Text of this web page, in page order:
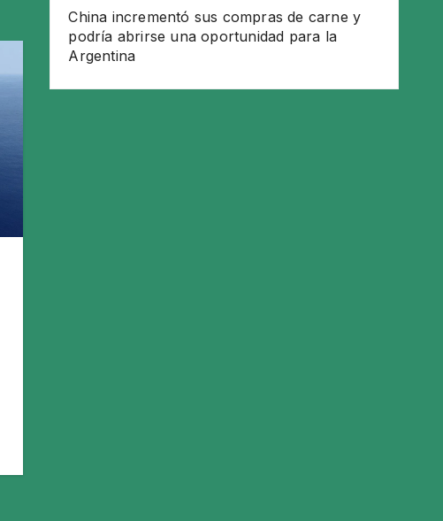
China incrementó sus compras de carne y
podría abrirse una oportunidad para la
Argentina